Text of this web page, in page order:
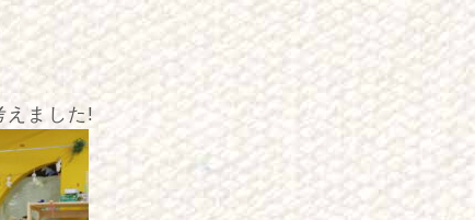
えました!